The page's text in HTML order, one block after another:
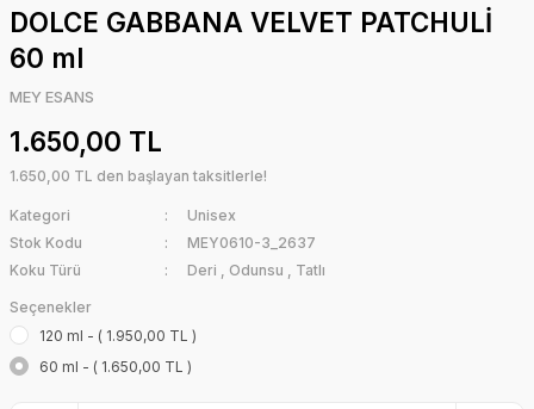
DOLCE GABBANA VELVET PATCHULİ
60 ml
MEY ESANS
1.650,00 TL
1.650,00 TL den başlayan taksitlerle!
Kategori
Unisex
Stok Kodu
MEY0610-3_2637
Koku Türü
Deri , Odunsu , Tatlı
Seçenekler
120 ml - ( 1.950,00 TL )
60 ml - ( 1.650,00 TL )